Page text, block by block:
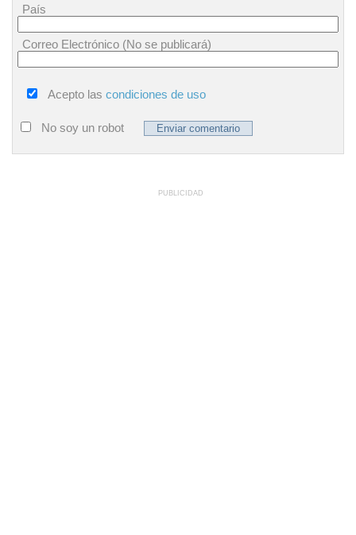
País
Correo Electrónico (No se publicará)
Acepto las condiciones de uso
No soy un robot
PUBLICIDAD